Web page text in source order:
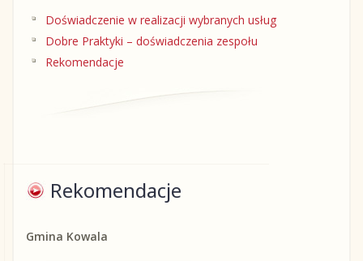
Doświadczenie w realizacji wybranych usług
Dobre Praktyki – doświadczenia zespołu
Rekomendacje
Rekomendacje
Gmina Kowala